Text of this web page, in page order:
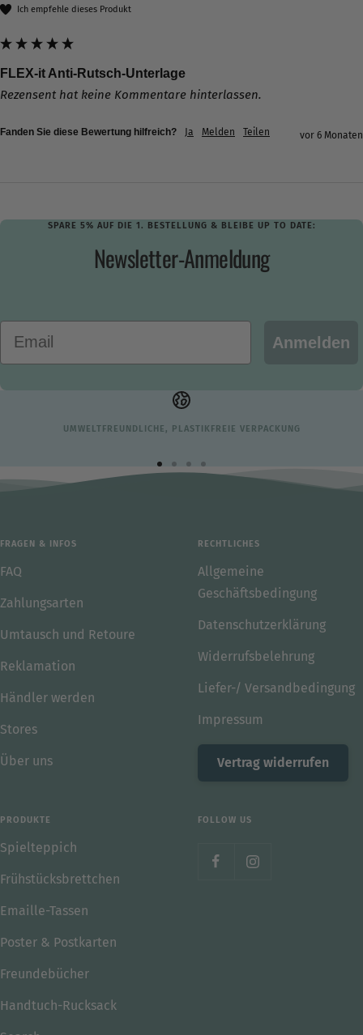
Ich empfehle dieses Produkt
FLEX-it Anti-Rutsch-Unterlage
Rezensent hat keine Kommentare hinterlassen.
Fanden Sie diese Bewertung hilfreich? Ja Melden Teilen vor 6 Monaten
SPARE 5% AUF DIE 1. BESTELLUNG & BLEIBE UP TO DATE:
Newsletter-Anmeldung
Email
Anmelden
UMWELTFREUNDLICHE, PLASTIKFREIE VERPACKUNG
ZurZur
gehen
Zur
gehen
Zur
gehen
FRAGEN & INFOS
FAQ
Zahlungsarten
Umtausch und Retoure
Reklamation
Händler werden
Stores
Über uns
RECHTLICHES
Allgemeine
Geschäftsbedingung
Datenschutzerklärung
Widerrufsbelehrung
Liefer-/ Versandbedingung
Impressum
Vertrag widerrufen
PRODUKTE
Spielteppich
Frühstücksbrettchen
Emaille-Tassen
Poster & Postkarten
Freundebücher
Handtuch-Rucksack
FOLLOW US